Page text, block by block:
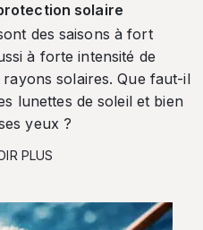
solaire
des saisons à fort
à forte intensité de
solaires. Que faut-il
lunettes de soleil et bien
yeux ?
PLUS